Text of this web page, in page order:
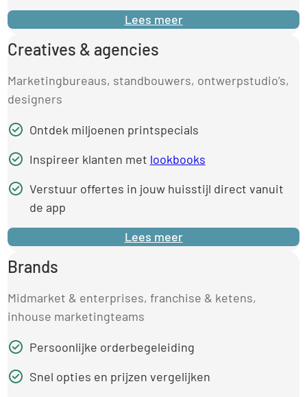
Lees meer
Creatives & agencies
Marketingbureaus, standbouwers, ontwerpstudio’s,
designers
Ontdek miljoenen printspecials
Inspireer klanten met lookbooks
Verstuur offertes in jouw huisstijl direct vanuit
de app
Lees meer
Brands
Midmarket & enterprises, franchise & ketens,
inhouse marketingteams
Persoonlijke orderbegeleiding
Snel opties en prijzen vergelijken